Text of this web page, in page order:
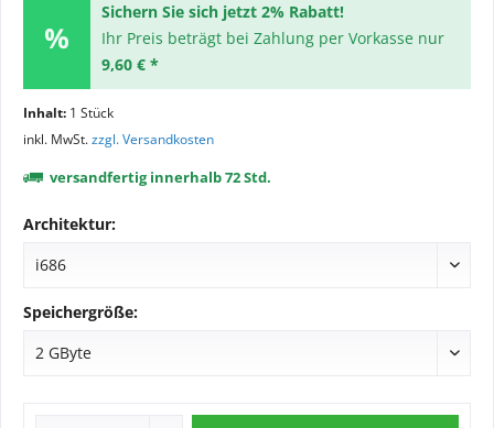
Sichern Sie sich jetzt 2% Rabatt!
Ihr Preis beträgt bei Zahlung per Vorkasse nur
9,60 € *
Inhalt: 1 Stück
inkl. MwSt.zzgl. Versandkosten
versandfertig innerhalb 72 Std.
Architektur:
Speichergröße: